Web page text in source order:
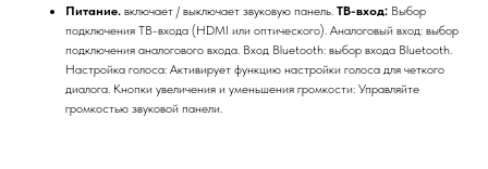
Питание. включает / выключает звуковую панель. ТВ-вход: Выбор
подключения ТВ-входа (HDMI или оптического). Аналоговый вход: выбор
подключения аналогового входа. Вход Bluetooth: выбор входа Bluetooth.
Настройка голоса: Активирует функцию настройки голоса для четкого
диалога. Кнопки увеличения и уменьшения громкости: Управляйте
громкостью звуковой панели.